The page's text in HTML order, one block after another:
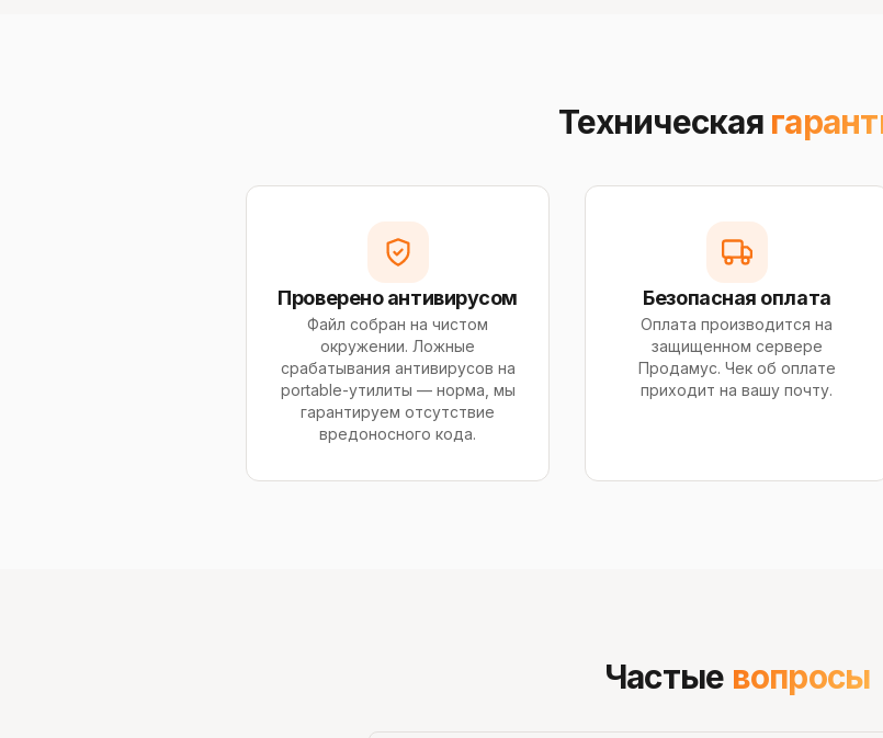
Техническая
Проверено антивирусом
Файл собран на чистом
окружении. Ложные
срабатывания антивирусов на
portable-утилиты — норма, мы
гарантируем отсутствие
вредоносного кода.
Безопасная оплата
Оплата производится на
защищенном сервере
Продамус. Чек об оплате
приходит на вашу почту.
Частые вопросы